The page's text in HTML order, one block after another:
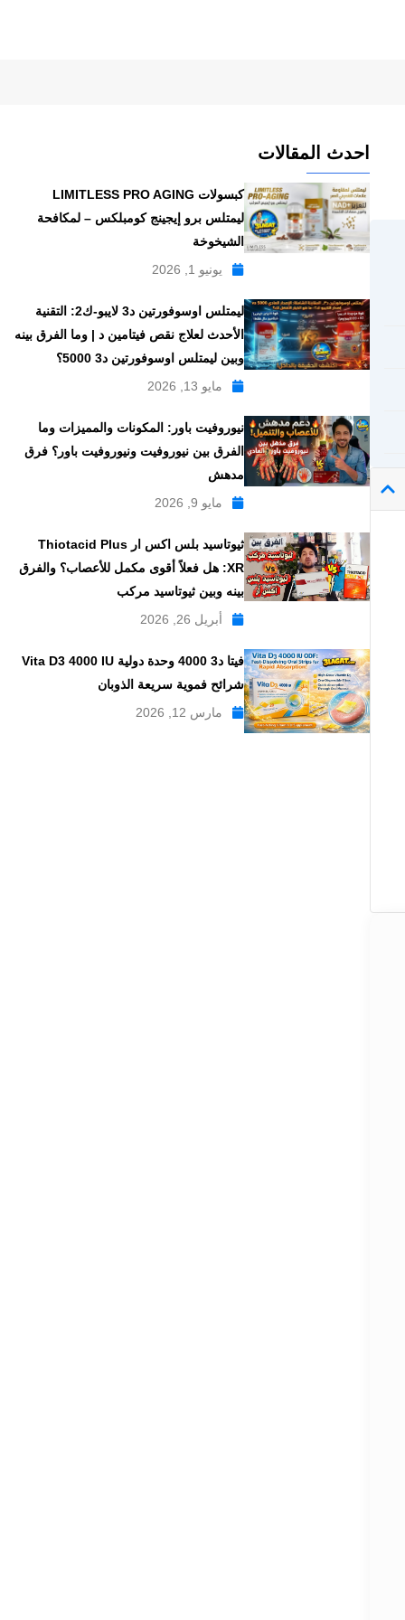
احدث المقالات
كبسولات LIMITLESS PRO AGING
ليمتلس برو إيجينج كومبلكس – لمكافحة
الشيخوخة
يونيو 1, 2026
ليمتلس اوسوفورتين د3 لايبو-ك2: التقنية
الأحدث لعلاج نقص فيتامين د | وما الفرق بينه
وبين ليمتلس اوسوفورتين د3 5000؟
مايو 13, 2026
نيوروفيت باور: المكونات والمميزات وما
الفرق بين نيوروفيت ونيوروفيت باور؟ فرق
مدهش
مايو 9, 2026
ثيوتاسيد بلس اكس ار Thiotacid Plus
XR: هل فعلاً أقوى مكمل للأعصاب؟ والفرق
بينه وبين ثيوتاسيد مركب
أبريل 26, 2026
فيتا د3 4000 وحدة دولية Vita D3 4000 IU
شرائح فموية سريعة الذوبان
مارس 12, 2026